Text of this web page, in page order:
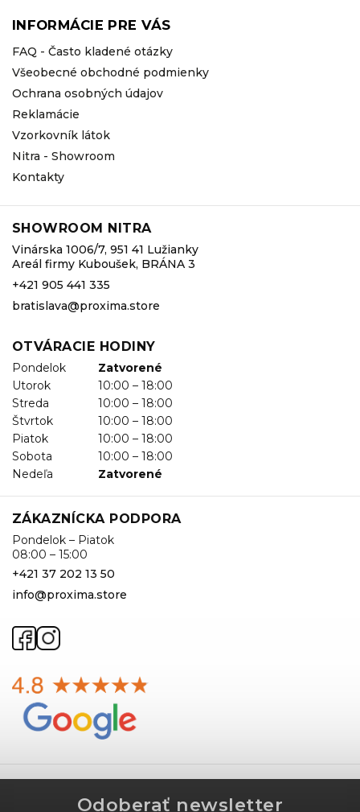
INFORMÁCIE PRE VÁS
FAQ - Často kladené otázky
Všeobecné obchodné podmienky
Ochrana osobných údajov
Reklamácie
Vzorkovník látok
Nitra - Showroom
Kontakty
SHOWROOM NITRA
Vinárska 1006/7, 951 41 Lužianky
Areál firmy Kuboušek, BRÁNA 3
+421 905 441 335
bratislava@proxima.store
OTVÁRACIE HODINY
Pondelok
Zatvorené
Utorok
10:00 – 18:00
Streda
10:00 – 18:00
Štvrtok
10:00 – 18:00
Piatok
10:00 – 18:00
Sobota
10:00 – 18:00
Nedeľa
Zatvorené
ZÁKAZNÍCKA PODPORA
Pondelok – Piatok
08:00 – 15:00
+421 37 202 13 50
info@proxima.store
Odoberať newsletter